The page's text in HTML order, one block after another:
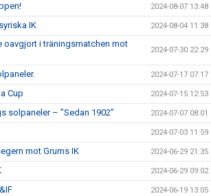
2024-08-07 13:48
IK 2024-08-04 11:38
oavgjort i träningsmatchen mot
2024-07-30 22:29
2024-07-17 07:17
Cup 2024-07-15 12:53
solpaneler – ”Sedan 1902” 2024-07-07 08:01
2024-07-03 11:59
mot Grums IK 2024-06-29 21:35
2024-06-29 09:02
2024-06-19 13:05